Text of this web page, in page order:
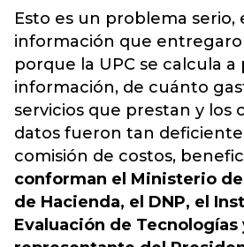
Esto es un problema serio,
información que
porque la UPC se calcula a
información, de cuánto
servicios que prestan y los
datos fueron tan deficiente
comisión de costos,
conforman el Ministerio
de Hacienda, el DNP, el
Evaluación de Tecnologías